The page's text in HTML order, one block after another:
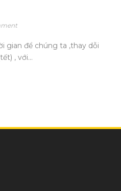
gian để chúng ta ,thay dỗi
, với...